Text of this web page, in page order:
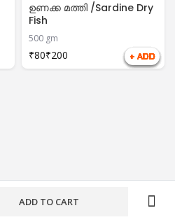
ADD TO CART
ഉണക്ക മത്തി /Sardine Dry
Fish
500 gm
₹ ₹